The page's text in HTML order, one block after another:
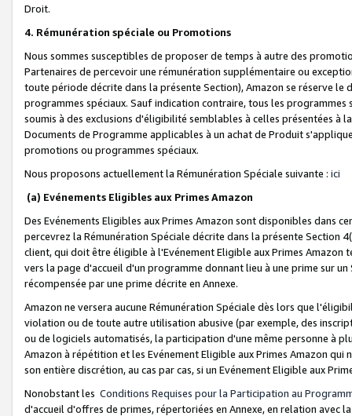
Droit.
4. Rémunération spéciale ou Promotions
Nous sommes susceptibles de proposer de temps à autre des
Partenaires de percevoir une rémunération supplémentaire ou
toute période décrite dans la présente Section), Amazon se réserve
programmes spéciaux. Sauf indication contraire, tous les
soumis à des exclusions d'éligibilité semblables à celles présentées à
Documents de Programme applicables à un achat de Produit
promotions ou programmes spéciaux.
Nous proposons actuellement la Rémunération Spéciale suivante : ici
(a) Evénements Eligibles aux Primes Amazon
Des Evénements Eligibles aux Primes Amazon sont disponibles dans
percevrez la Rémunération Spéciale décrite dans la présente Section
client, qui doit être éligible à l'Evénement Eligible aux Primes Amazon
vers la page d'accueil d'un programme donnant lieu à une prime sur
récompensée par une prime décrite en Annexe.
Amazon ne versera aucune Rémunération Spéciale dès lors que
violation ou de toute autre utilisation abusive (par exemple, des
ou de logiciels automatisés, la participation d'une même personne à
Amazon à répétition et les Evénement Eligible aux Primes Amazon qui
son entière discrétion, au cas par cas, si un Evénement Eligible aux
Nonobstant les Conditions Requises pour la Participation au
d'accueil d'offres de primes, répertoriées en Annexe, en relation avec